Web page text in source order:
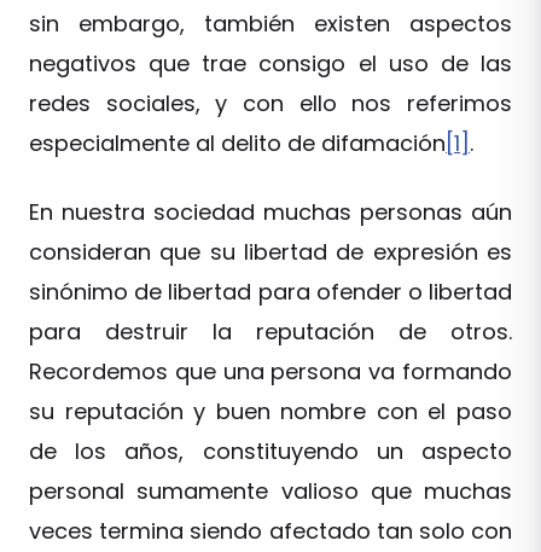
sin embargo, también existen aspectos
negativos que trae consigo el uso de las
redes sociales, y con ello nos referimos
especialmente al delito de difamación [1] .
En nuestra sociedad muchas personas aún
consideran que su libertad de expresión es
sinónimo de libertad para ofender o libertad
para destruir la reputación de otros.
Recordemos que una persona va formando
su reputación y buen nombre con el paso
de los años, constituyendo un aspecto
personal sumamente valioso que muchas
veces termina siendo afectado tan solo con